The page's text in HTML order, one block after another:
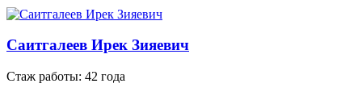
Саитгалеев Ирек Зияевич
Стаж работы: 42 года